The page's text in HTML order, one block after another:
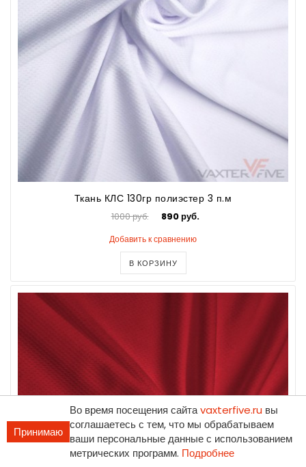
Ткань КЛС 130гр полиэстер 3 п.м
1000 руб. 890 руб.
Добавить к сравнению
В КОРЗИНУ
Принимаю
Во время посещения сайтаvaxterfive.ru вы
соглашаетесь с тем, что мы обрабатываем
ваши персональные данные с использованием
метрических программ. Подробнее